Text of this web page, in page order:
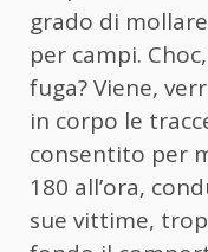
grado di
per campi.
fuga? Viene,
in corpo le
consentito per
180 all’ora,
sue vittime,